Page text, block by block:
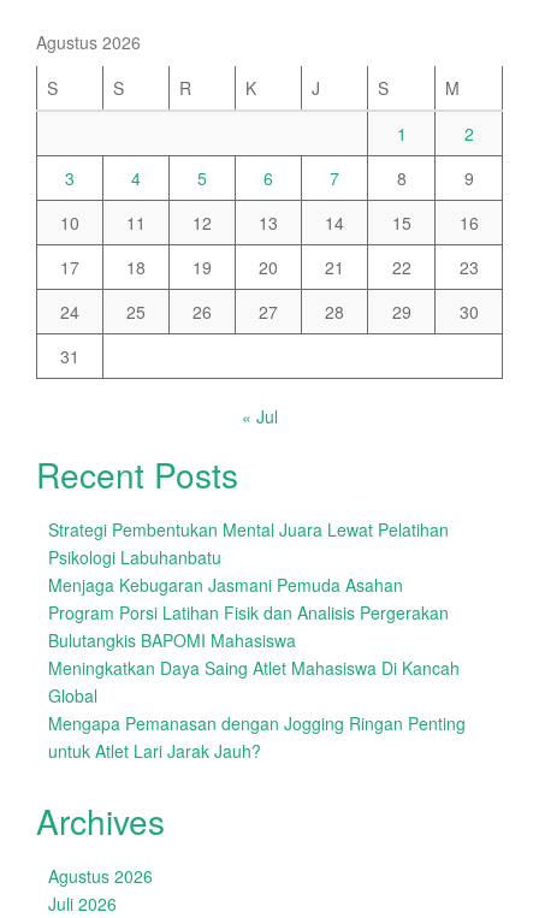
Agustus 2026
S
S R K J S
M
1
2
3
4 5 6 7 8
9
10
11 12 13 14 15
16
17
18 19 20 21 22
23
24
25 26 27 28 29
30
31
« Jul
Recent Posts
Strategi Pembentukan Mental Juara Lewat Pelatihan
Psikologi Labuhanbatu
Menjaga Kebugaran Jasmani Pemuda Asahan
Program Porsi Latihan Fisik dan Analisis Pergerakan
Bulutangkis BAPOMI Mahasiswa
Meningkatkan Daya Saing Atlet Mahasiswa Di Kancah
Global
Mengapa Pemanasan dengan Jogging Ringan Penting
untuk Atlet Lari Jarak Jauh?
Archives
Agustus 2026
Juli 2026